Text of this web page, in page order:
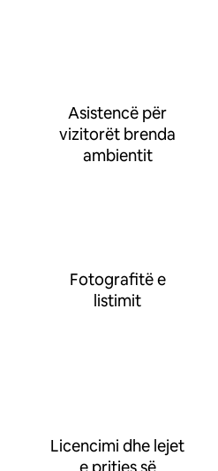
Asistencë për
vizitorët brenda
ambientit
Fotografitë e
listimit
Licencimi dhe lejet